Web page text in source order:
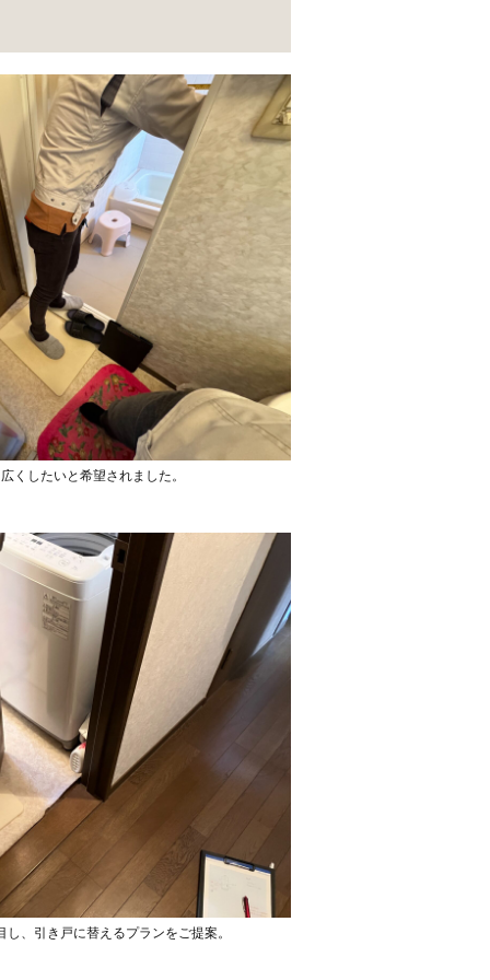
くしたいと希望されました。
、引き戸に替えるプランをご提案。